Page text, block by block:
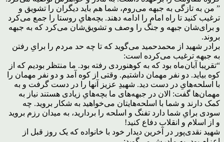
” من به تازگی به جبهه می‌روم، شما هم باید دیگران را تشویق و
ترغیب کنید تا راه امام را ادامه دهند. بچه‌هایِ روستا را جمع می‌کرد
و برای‌شان جبهه و جنگ را وصف و تشویق‌شان می‌کرد که به جبهه
بروند.
برادر شهید از محمدحمید می‌گوید که تا چه حد مردم را برایِ رفتن
به جبهه ترغیب می‌کرده است:
“تقریبا آبان‌ماه بود که به کوهنوردی رفته بود. ما منتظر بودیم که از
کوه بیاید. دو نفر مهمان داشتیم. وقتی از کوه آمد و دو نفر مهمان را
با اسلحه‌هایِ در دست دید. شهیدِ عزیز آنها را در دست گرفت و به
مهمان‌ها گفت: الان در جبهه‌های ما بچه‌هایِ زیادی هستند نیاز به
کمک دارند و شما با اسلحه‌هایتان می‌خواهید به شکار بروید. چه
سودی برایِ شما دارد تفنگ و اسلحه را بردارید، به میدان رزم بروید
و از اسلام و انقلاب دفاع کنید!
شهید نقدی‌پور در آخرین دیدار خود با خانواده که یک روز قبل از